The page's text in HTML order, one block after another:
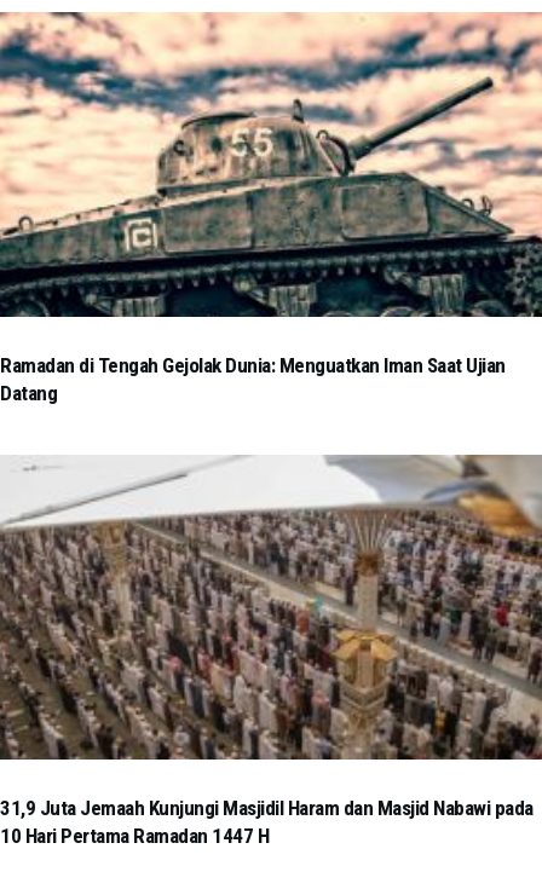
Ramadan di Tengah Gejolak Dunia: Menguatkan Iman Saat Ujian
Datang
31,9 Juta Jemaah Kunjungi Masjidil Haram dan Masjid Nabawi pada
10 Hari Pertama Ramadan 1447 H